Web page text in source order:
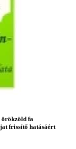
örökzöld fa
frissítő hatásáért